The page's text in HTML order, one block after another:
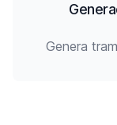
Genera